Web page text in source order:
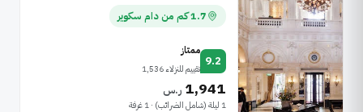
1.7 كم من دام سكوير
9.2
ممتاز
تقييم للنزلاء 1,536
1,941 ر.س
1 ليلة (شامل الضرائب) · 1 غرفة